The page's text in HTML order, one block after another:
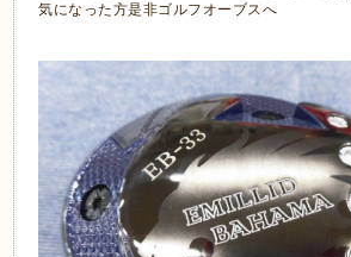
気になった方是非ゴルフオーブスへ